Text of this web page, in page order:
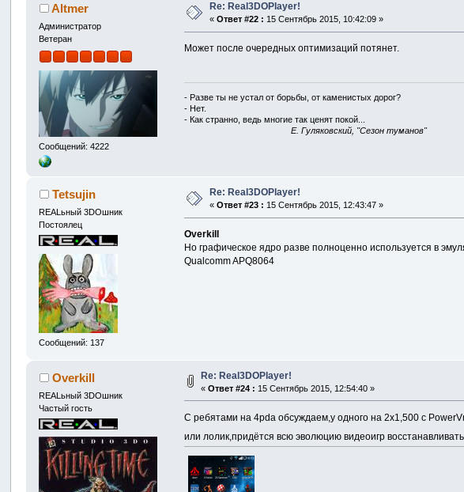
Altmer
Администратор
Ветеран
Сообщений: 4222
Re: Real3DOPlayer!
«Ответ #22 : 15 Сентябрь 2015, 10:42:09 »
Может после очередных оптимизаций потянет.
- Разве ты не устал от борьбы, от каменистых дорог?
- Нет.
- Как странно, ведь многие так ценят покой...
E. Гуляковский, "Сезон туманов"
Tetsujin
REALьный 3DOшник
Постоялец
Сообщений: 137
Re: Real3DOPlayer!
«Ответ #23 : 15 Сентябрь 2015, 12:43:47 »
Overkill
Но графическое ядро разве полноценно используется в
Qualcomm APQ8064
Overkill
REALьный 3DOшник
Частый гость
Re: Real3DOPlayer!
«Ответ #24 : 15 Сентябрь 2015, 12:54:40 »
С ребятами на 4pda обсуждаем,у одного на 2х1,500 с
или лолик,придётся всю эволюцию видеоигр восстанавливать